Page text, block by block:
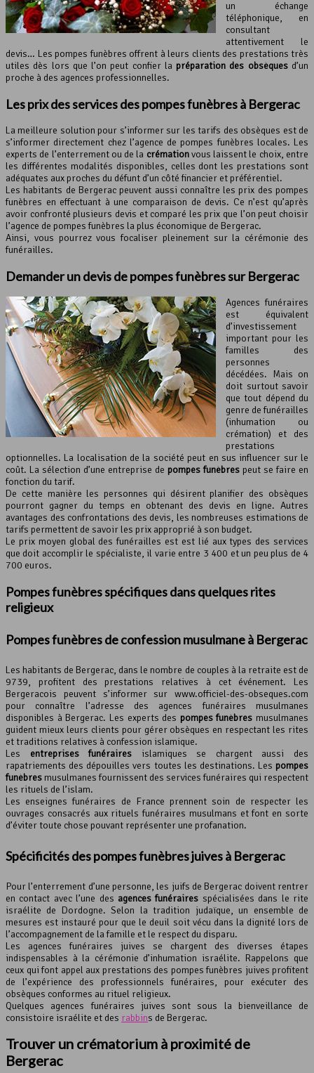
un échange
téléphonique, en
consultant
attentivement le
devis… Les pompes funèbres offrent à leurs clients des prestations très
utiles dès lors que l’on peut confier la préparation des obsèquesd’un
proche à des agences professionnelles.
Les prix des services des pompes funèbres à Bergerac
La meilleure solution pour s’informer sur les tarifs des obsèques est de
s’informer directement chez l’agence de pompes funèbres locales. Les
experts de l’enterrement ou de la crémationvous laissent le choix, entre
les différentes modalités disponibles, celles dont les prestations sont
adéquates aux proches du défunt d’un côté financier et préférentiel.
Les habitants de Bergerac peuvent aussi connaître les prix des pompes
funèbres en effectuant à une comparaison de devis. Ce n’est qu’après
avoir confronté plusieurs devis et comparé les prix que l’on peut choisir
l’agence de pompes funèbres la plus économique de Bergerac.
Ainsi, vous pourrez vous focaliser pleinement sur la cérémonie des
funérailles.
Demander un devis de pompes funèbres sur Bergerac
Agences funéraires
est équivalent
d’investissement
important pour les
familles des
personnes
décédées. Mais on
doit surtout savoir
que tout dépend du
genre de funérailles
(inhumation ou
crémation) et des
prestations
optionnelles. La localisation de la société peut en sus influencer sur le
coût. La sélection d’une entreprise de pompes funèbres peut se faire en
fonction du tarif.
De cette manière les personnes qui désirent planifier des obsèques
pourront gagner du temps en obtenant des devis en ligne. Autres
avantages des confrontations des devis, les nombreuses estimations de
tarifs permettent de savoir les prix approprié à son budget.
Le prix moyen global des funérailles est est lié aux types des services
que doit accomplir le spécialiste, il varie entre 3 400 et un peu plus de 4
700 euros.
Pompes funèbres spécifiques dans quelques rites
religieux
Pompes funèbres de confession musulmane à Bergerac
Les habitants de Bergerac, dans le nombre de couples à la retraite est de
9739, profitent des prestations relatives à cet événement. Les
Bergeracois peuvent s’informer sur www.officiel-des-obseques.com
pour connaître l’adresse des agences funéraires musulmanes
disponibles à Bergerac. Les experts des pompes funèbres musulmanes
guident mieux leurs clients pour gérer obsèques en respectant les rites
et traditions relatives à confession islamique.
Les entreprises funéraires islamiques se chargent aussi des
rapatriements des dépouilles vers toutes les destinations. Les pompes
funèbres musulmanes fournissent des services funéraires qui respectent
les rituels de l’islam.
Les enseignes funéraires de France prennent soin de respecter les
ouvrages consacrés aux rituels funéraires musulmans et font en sorte
d’éviter toute chose pouvant représenter une profanation.
Spécificités des pompes funèbres juives à Bergerac
Pour l’enterrement d’une personne, les juifs de Bergerac doivent rentrer
en contact avec l’une des agences funéraires spécialisées dans le rite
israélite de Dordogne. Selon la tradition judaïque, un ensemble de
mesures est instauré pour que le deuil soit vécu dans la dignité lors de
l’accompagnement de la famille et le respect du disparu.
Les agences funéraires juives se chargent des diverses étapes
indispensables à la cérémonie d’inhumation israélite. Rappelons que
ceux qui font appel aux prestations des pompes funèbres juives profitent
de l’expérience des professionnels funéraires, pour exécuter des
obsèques conformes au rituel religieux.
Quelques agences funéraires juives sont sous la bienveillance de
consistoire israélite et des rabbins de Bergerac.
Trouver un crématorium à proximité de
Bergerac